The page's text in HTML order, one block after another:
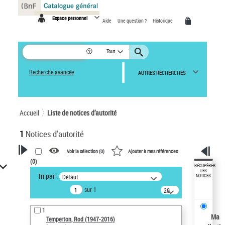
Espace personnel Aide Une question ? Historique
Tout
Recherche avancée AUTRES RECHERCHES
Accueil Liste de notices d’autorité
1 Notices d'autorité
VOTRE RECHERCHE
Recherche avancée dans les
notices d’autorité
Œuvres liées à l'auteur :
Temperton, Rod (1947-2016)
Voir la sélection (0) Ajouter à mes références
(0)
Tri par : Défaut
sur 1
20
résultats/page
1
Temperton, Rod (1947-2016)
RÉCUPÉRER
LES
NOTICES
Ma
Panneau de gestion des cookies